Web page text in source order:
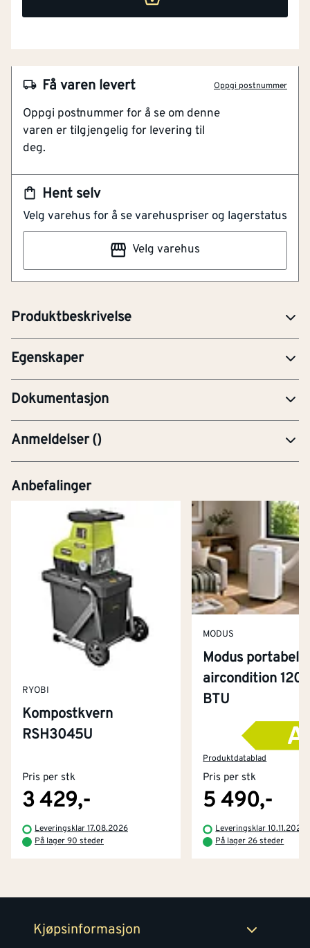
Hent selv
Velg varehus for å se varehuspriser og lagerstatus
Velg varehus
Få varen levert Oppgi postnummer
Oppgi postnummer for å se om denne
varen er tilgjengelig for levering til
deg.
Produktbeskrivelse
NOBB 60137354
101481738
Veske for m18 kjedesag milwaukee. TSAKE FOR M18
Egenskaper
Dokumentasjon
PRE-Produktdatablad
Anmeldelser()
Anbefalinger
RYOBI
Kompostkvern
RSH3045U
Pris per stk
3 429,-
Leveringsklar 17.08.2026
På lager 90 steder
MODUS
Modus portabel
aircondition
BTU
Produktdatablad
Pris per stk
5 490,-
Leveringsklar 10.11.2026
På lager 26 steder
Kjøpsinformasjon
Kjøpsbetingelser
Retur- og angrerettsskjema
Tjenester
Montér Klubb
Byggevarehus og åpningstider
Prismatch